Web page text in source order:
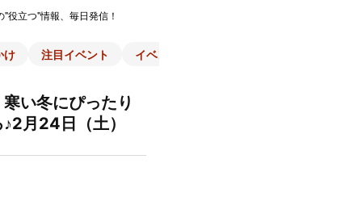
"役立つ"情報、毎日発信！
け 注目イベント イベント一覧
い冬にぴったり
月24日（土）